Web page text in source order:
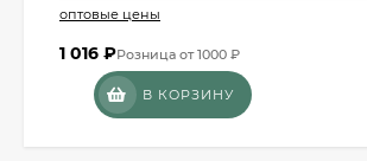
оптовые цены
1 016 ₽Розница от 1000 ₽
В КОРЗИНУ